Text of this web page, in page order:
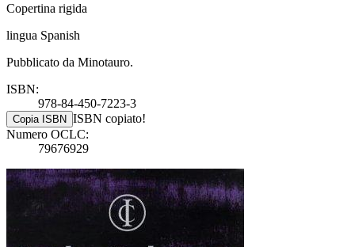
Copertina rigida
lingua Spanish
Pubblicato da Minotauro.
ISBN:
978-84-450-7223-3
Copia ISBN ISBN copiato!
Numero OCLC:
79676929